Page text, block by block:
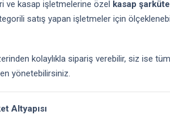
ve kasap işletmelerine özel kasap
satış yapan işletmeler için
kolaylıkla sipariş verebilir, siz ise
yönetebilirsiniz.
Altyapısı